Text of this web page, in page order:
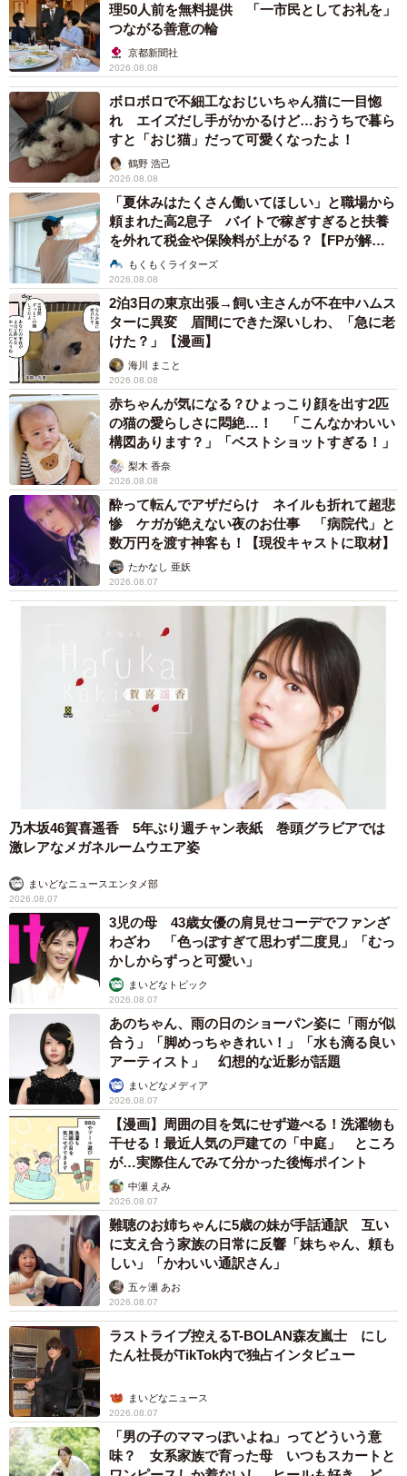
理50人前を無料提供 「一市民としてお礼を」
つながる善意の輪
京都新聞社
2026.08.08
ボロボロで不細工なおじいちゃん猫に一目惚
れ エイズだし手がかかるけど…おうちで暮ら
すと「おじ猫」だって可愛くなったよ！
鶴野 浩己
2026.08.08
「夏休みはたくさん働いてほしい」と職場から
頼まれた高2息子 バイトで稼ぎすぎると扶養
を外れて税金や保険料が上がる？【FPが解
説】もくもくライターズ
2026.08.08
2泊3日の東京出張→飼い主さんが不在中ハムス
ターに異変 眉間にできた深いしわ、「急に老
けた？」【漫画】
海川 まこと
2026.08.08
赤ちゃんが気になる？ひょっこり顔を出す2匹
の猫の愛らしさに悶絶…！ 「こんなかわいい
構図あります？」「ベストショットすぎる！」
梨木 香奈
2026.08.08
酔って転んでアザだらけ ネイルも折れて超悲
惨 ケガが絶えない夜のお仕事 「病院代」と
数万円を渡す神客も！【現役キャストに取材】
たかなし 亜妖
2026.08.07
乃木坂46賀喜遥香 5年ぶり週チャン表紙 巻頭グラビアでは
激レアなメガネルームウエア姿
まいどなニュースエンタメ部
2026.08.07
3児の母 43歳女優の肩見せコーデでファンざ
わざわ 「色っぽすぎて思わず二度見」「むっ
かしからずっと可愛い」
まいどなトピック
2026.08.07
あのちゃん、雨の日のショーパン姿に「雨が似
合う」「脚めっちゃきれい！」「水も滴る良い
アーティスト」 幻想的な近影が話題
まいどなメディア
2026.08.07
【漫画】周囲の目を気にせず遊べる！洗濯物も
干せる！最近人気の戸建ての「中庭」 ところ
が…実際住んでみて分かった後悔ポイント
中瀬 えみ
2026.08.07
難聴のお姉ちゃんに5歳の妹が手話通訳 互い
に支え合う家族の日常に反響「妹ちゃん、頼も
しい」「かわいい通訳さん」
五ヶ瀬 あお
2026.08.07
ラストライブ控えるT-BOLAN森友嵐士 にし
たん社長がTikTok内で独占インタビュー
まいどなニュース
2026.08.07
「男の子のママっぽいよね」ってどういう意
味？ 女系家族で育った母 いつもスカートと